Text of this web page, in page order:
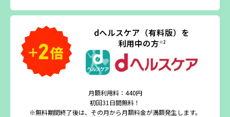
dヘルスケア（有料版）を
利用中の方※2
月額利用料：440円
初回31日間無料！
※無料期間終了後は、その月から月額料金が満額発生します。